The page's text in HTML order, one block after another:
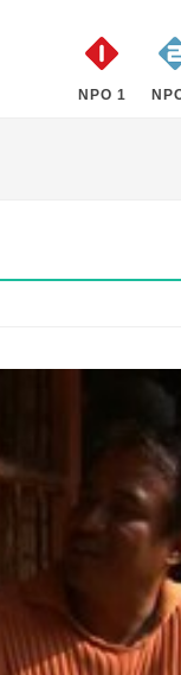
NPO 1